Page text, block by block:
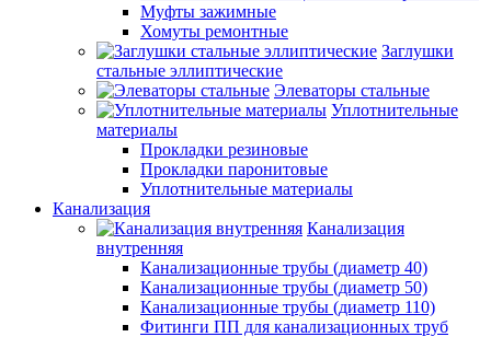
Муфты зажимные
Хомуты ремонтные
Заглушки
стальные эллиптические
Элеваторы стальные
Уплотнительные
материалы
Прокладки резиновые
Прокладки паронитовые
Уплотнительные материалы
Канализация
Канализация
внутренняя
Канализационные трубы (диаметр 40)
Канализационные трубы (диаметр 50)
Канализационные трубы (диаметр 110)
Фитинги ПП для канализационных труб